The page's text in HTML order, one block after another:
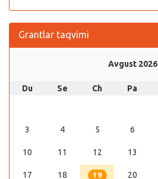
Grantlar taqvimi
Avgust 2026
Du Se Ch Pa
3 4 5 6
10 11 12 13
17 18 19 20